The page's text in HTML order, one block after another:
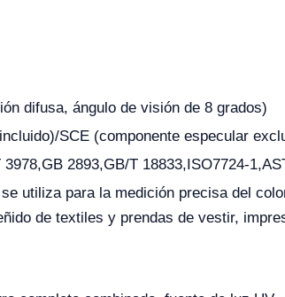
difusa, ángulo de visión de 8 grados)
SCE (componente especular
2893,GB/T 18833,ISO7724-
utiliza para la medición precisa del
de textiles y prendas de vestir,